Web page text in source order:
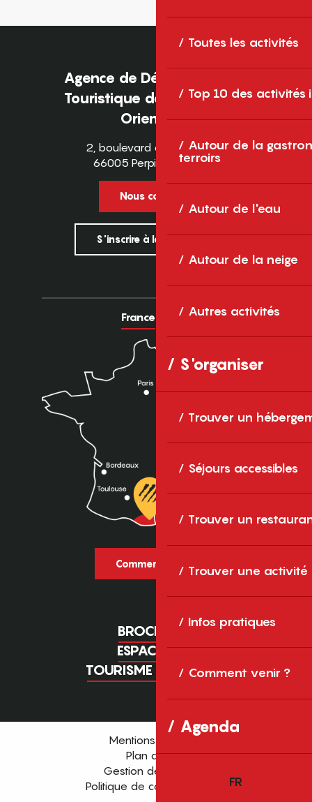
Toutes les activités
Top 10 des activités
Autour de la
terroirs
Autour de l'eau
Autour de la neige
Autres activités
S'organiser
Trouver un
Séjours accessibles
Trouver un
Trouver une activité
Infos pratiques
Comment venir ?
Agenda
FR
Agence de Développement
Touristique des Pyrénées-
Orientales
2, boulevard des Pyrénées
66005 Perpignan Cedex
Nous contacter
S'inscrire à la newsletter
France Europe
Comment venir ?
BROCHURES
ESPACE PRO
TOURISME D'AFFAIRES
Mentions légales
Plan du site
Gestion des cookies
Politique de confidentialité